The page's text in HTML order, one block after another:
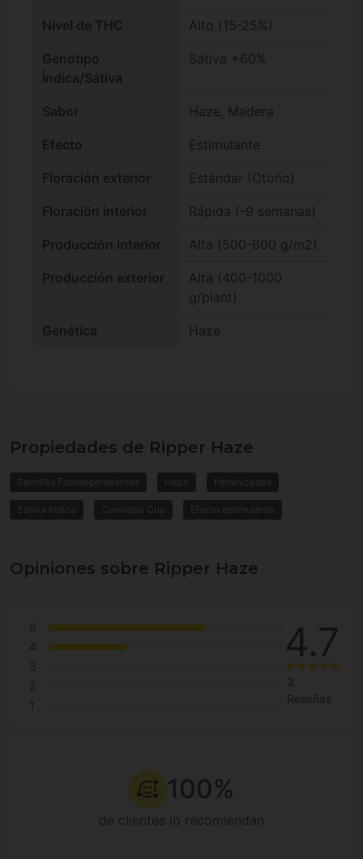
Nivel de THC Alto (15-25%)
Genotipo
Índica/Sátiva
Sátiva +60%
Sabor Haze, Madera
Efecto Estimulante
Floración exterior Estándar (Otoño)
Floración interior Rápida (-9 semanas)
Producción interior Alta (500-600 g/m2)
Producción exterior
Alta (400-1000
g/plant)
Genética Haze
Propiedades de Ripper Haze
Semillas Fotodependientes Haze Feminizadas
Sativa Indica Cannabis Cup Efecto estimulante
Opiniones sobre Ripper Haze
5
4
3
2
1
4.7
3
Reseñas
100%
de clientes lo recomiendan